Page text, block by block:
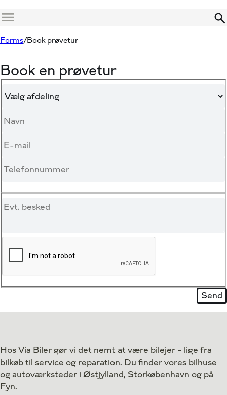
Menu
Forms Book prøvetur
Book en prøvetur
Hos Via Biler gør vi det nemt at være bilejer - lige fra
bilkøb til service og reparation. Du finder vores bilhuse
og autoværksteder i Østjylland, Storkøbenhavn og på
Fyn.